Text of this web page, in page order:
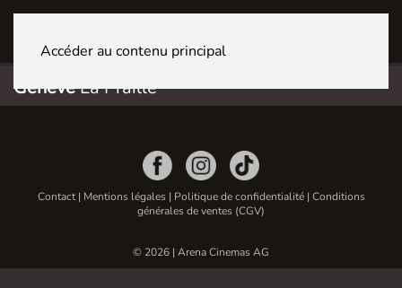
Accéder au contenu principal
GenèveLa Praille
Contact| Mentions légales| Politique de confidentialité| Conditions
générales de ventes (CGV)
© 2026 | Arena Cinemas AG